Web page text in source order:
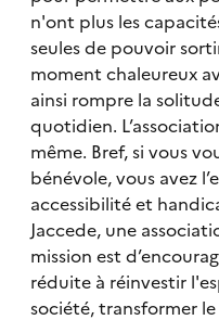
n'ont plus les
seules de pouvoir
moment chaleureux
ainsi rompre la
quotidien.
même. Bref, si vous
bénévole, vous avez
accessibilité et
Jaccede, une
mission est
réduite à réinvestir
société, transformer